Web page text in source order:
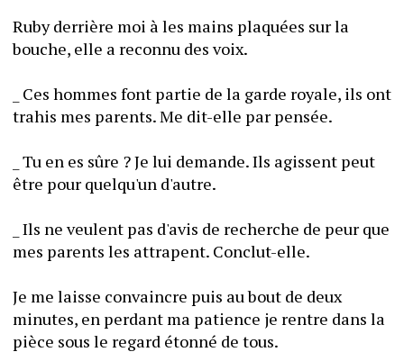
Ruby derrière moi à les mains plaquées sur la
bouche, elle a reconnu des voix.
_ Ces hommes font partie de la garde royale, ils ont
trahis mes parents. Me dit-elle par pensée.
_ Tu en es sûre ? Je lui demande. Ils agissent peut
être pour quelqu'un d'autre.
_ Ils ne veulent pas d'avis de recherche de peur que
mes parents les attrapent. Conclut-elle.
Je me laisse convaincre puis au bout de deux
minutes, en perdant ma patience je rentre dans la
pièce sous le regard étonné de tous.